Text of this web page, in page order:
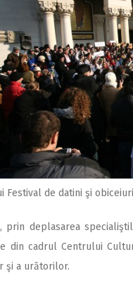
Festival de datini şi
deplasarea
din cadrul Centrului
şi a urătorilor.